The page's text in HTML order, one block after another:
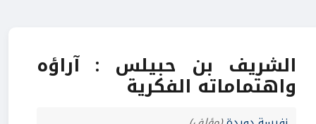
الشريف بن حبيلس : آراؤه
واهتماماته الفكرية